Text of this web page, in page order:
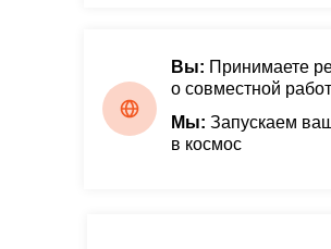
Вы: Принимаете
о совместной
Мы: Запускаем
в космос